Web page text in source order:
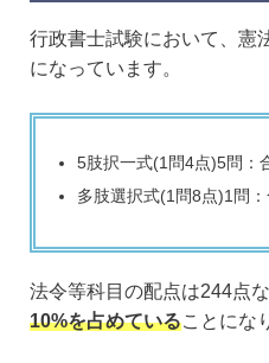
行政書士試験において、憲
になっています。
5肢択一式(1問4点)5問：
多肢選択式(1問8点)1問
法令等科目の配点は244点な
10%を占めていることにな